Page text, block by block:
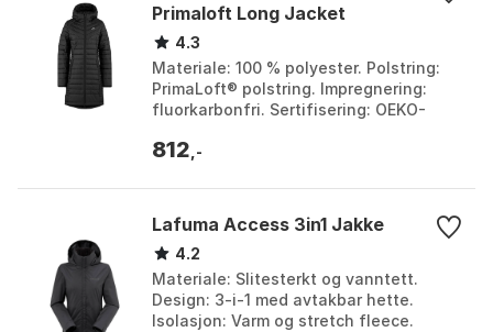
Primaloft Long Jacket
4.3
Materiale: 100 % polyester. Polstring:
PrimaLoft® polstring. Impregnering:
fluorkarbonfri. Sertifisering: OEKO-
812 ,-
Lafuma Access 3in1 Jakke
4.2
Materiale: Slitesterkt og vanntett.
Design: 3-i-1 med avtakbar hette.
Isolasjon: Varm og stretch fleece.